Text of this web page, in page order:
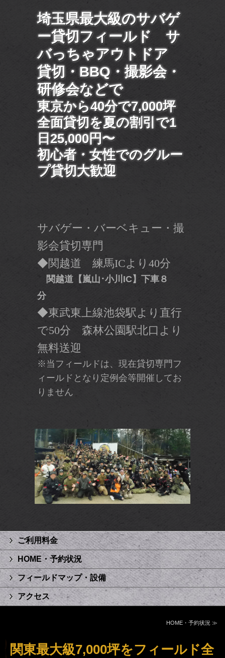
埼玉県最大級のサバゲ
ー貸切フィールド サ
バっちゃアウトドア
貸切・BBQ・撮影会・
研修会などで
東京から40分で7,000坪
全面貸切を夏の割引で1
日25,000円〜
初心者・女性でのグルー
プ貸切大歓迎
サバゲー・バーベキュー・撮
影会貸切専門
◆関越道 練馬ICより40分
関越道【嵐山･小川IC】下車８
分
◆東武東上線池袋駅より直行
で50分 森林公園駅北口より
無料送迎
※当フィールドは、現在貸切専門フ
ィールドとなり定例会等開催してお
りません
ご利用料金
HOME・予約状況
フィールドマップ・設備
アクセス
HOME・予約状況 ≫
関東最大級7,000坪をフィールド全